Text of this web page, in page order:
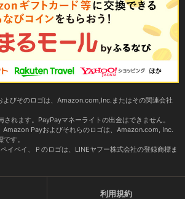
びそのロゴは、Amazon.com,Inc.またはその関連会社
されます。PayPayマネーライトの出金はできません。
Payおよびそれらのロゴは、Amazon.com, Inc.
す。
イペイ、Ｐのロゴは、LINEヤフー株式会社の登録商標ま
利用規約